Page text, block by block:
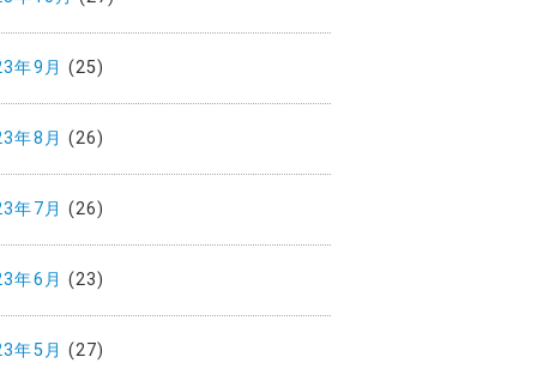
年9月 (25)
年8月 (26)
年7月 (26)
年6月 (23)
年5月 (27)